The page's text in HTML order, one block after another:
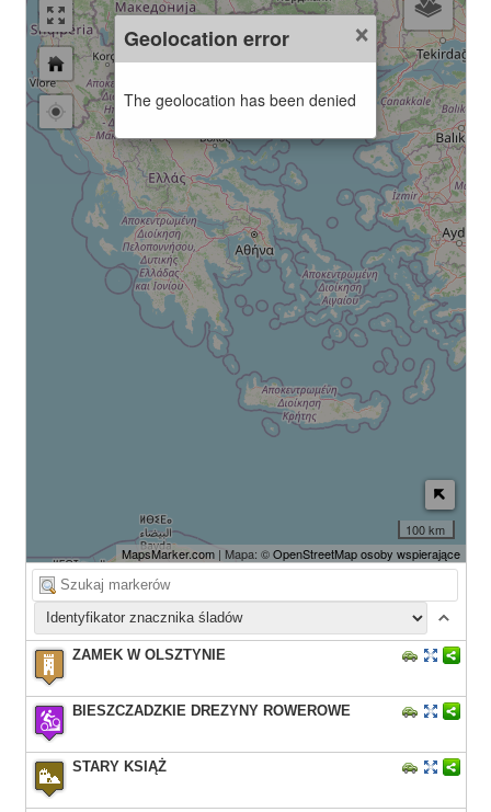
100 km
MapsMarker.com| Mapa: ©OpenStreetMap osoby wspierające
×
Geolocation error
The geolocation has been denied
ZAMEK W OLSZTYNIE
BIESZCZADZKIE DREZYNY ROWEROWE
STARY KSIĄŻ